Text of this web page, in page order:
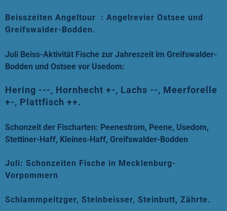
Beisszeiten Angeltour : Angelrevier Ostsee und
Greifswalder-Bodden.
Juli Beiss-Aktivität Fische zur Jahreszeit im Greifswalder-
Bodden und Ostsee vor Usedom:
Hering ---, Hornhecht +-, Lachs --, Meerforelle
+-, Plattfisch ++.
Schonzeit der Fischarten: Peenestrom, Peene, Usedom,
Stettiner-Haff, Kleines-Haff, Greifswalder-Bodden
Juli: Schonzeiten Fische in Mecklenburg-
Vorpommern
Schlammpeitzger, Steinbeisser, Steinbutt, Zährte.